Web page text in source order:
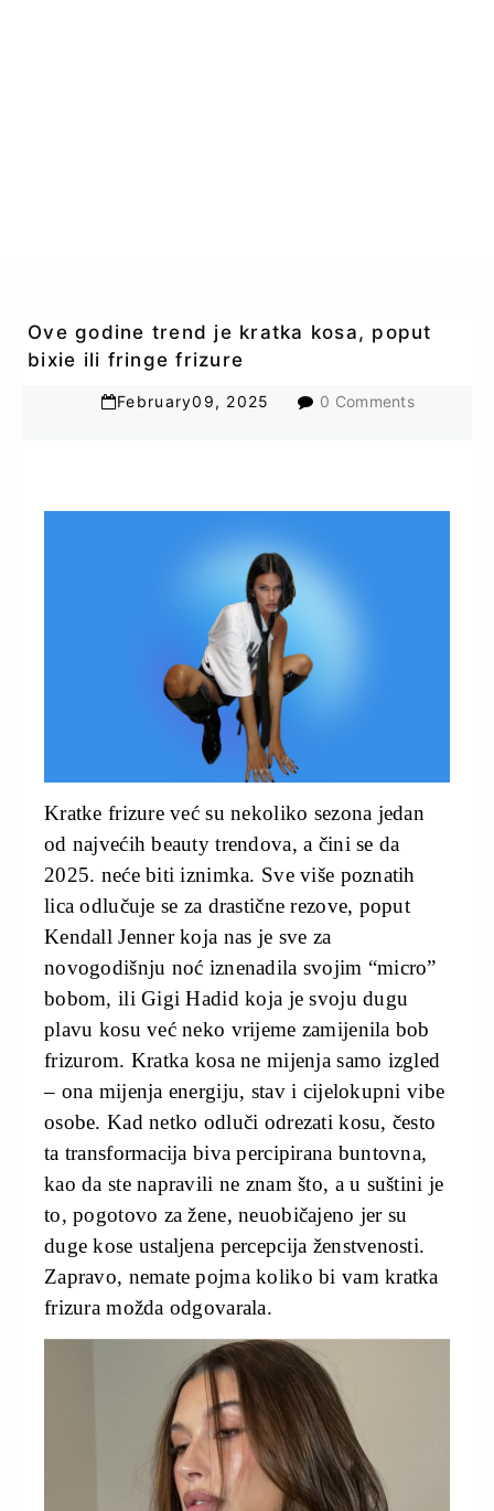
Ove godine trend je kratka kosa, poput
bixie ili fringe frizure
February09, 2025 0 Comments
Kratke frizure već su nekoliko sezona jedan
od najvećih beauty trendova, a čini se da
2025. neće biti iznimka. Sve više poznatih
lica odlučuje se za drastične rezove, poput
Kendall Jenner koja nas je sve za
novogodišnju noć iznenadila svojim “micro”
bobom, ili Gigi Hadid koja je svoju dugu
plavu kosu već neko vrijeme zamijenila bob
frizurom. Kratka kosa ne mijenja samo izgled
– ona mijenja energiju, stav i cijelokupni vibe
osobe. Kad netko odluči odrezati kosu, često
ta transformacija biva percipirana buntovna,
kao da ste napravili ne znam što, a u suštini je
to, pogotovo za žene, neuobičajeno jer su
duge kose ustaljena percepcija ženstvenosti.
Zapravo, nemate pojma koliko bi vam kratka
frizura možda odgovarala.